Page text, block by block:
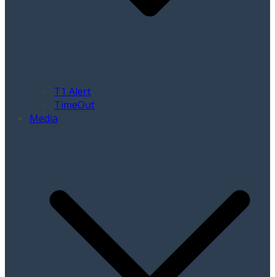
T1 Alert
TimeOut
Media